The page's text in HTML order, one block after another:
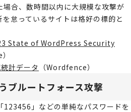
合、数時間以内に大規模な攻撃が
怠っているサイトは格好の標的と
State of WordPress Security
計データ （Wordfence）
ブルートフォース攻撃
」などの単純なパスワードを